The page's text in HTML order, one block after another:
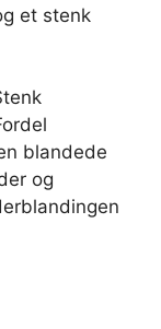
et stenk
blandede
og